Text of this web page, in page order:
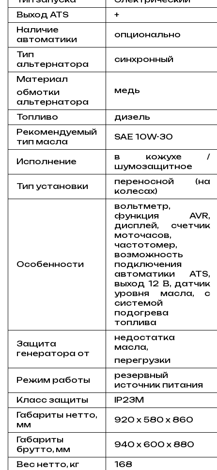
Выход ATS
+
Наличие
автоматики
опционально
Тип
альтернатора
синхронный
Материал
обмотки
альтернатора
медь
Топливо
дизель
Рекомендуемый
тип масла
SAE 10W-30
Исполнение
в кожухе /
шумозащитное
Тип установки
переносной (на
колесах)
Особенности
вольтметр,
функция AVR,
дисплей, счетчик
моточасов,
частотомер,
возможность
подключения
автоматики ATS,
выход 12 В, датчик
уровня масла, с
системой
подогрева
топлива
Защита
генератора от
недостатка
масла,
перегрузки
Режим работы
резервный
источник питания
Класс защиты
IP23M
Габариты нетто,
мм
920 x 580 x 860
Габариты
брутто, мм
940 х 600 х 880
Вес нетто, кг
168